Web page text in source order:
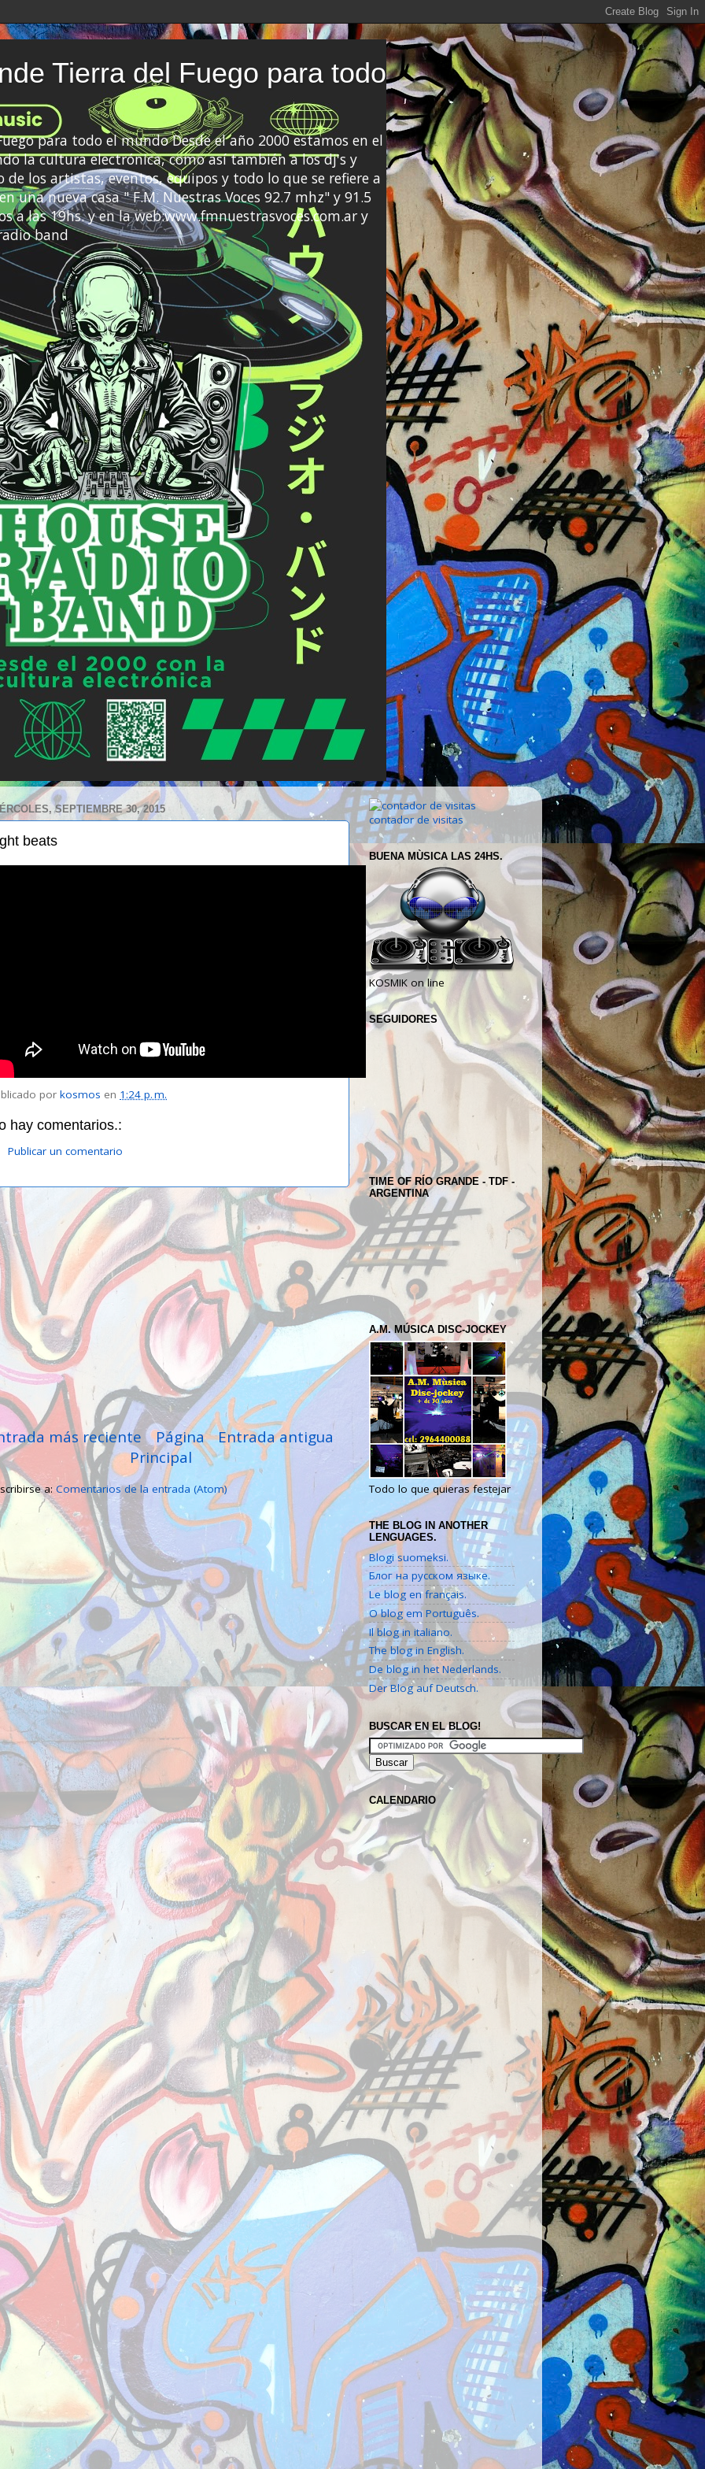
Tierra del Fuego para todo
para todo el mundo Desde el año 2000 estamos en el
la cultura electrónica, como así también a los dj's y
los artistas, eventos, equipos y todo lo que se refiere a
una nueva casa " F.M. Nuestras Voces 92.7 mhz" y 91.5
a las 19hs. y en la web:www.fmnuestrasvoces.com.ar y
band
SEPTIEMBRE 30, 2015
beats
por kosmos en 1:24 p. m.
hay comentarios.:
Publicar un comentario
más reciente Entrada antigua
Página
Principal
a: Comentarios de la entrada (Atom)
contador de visitas
BUENA MÙSICA LAS 24HS.
KOSMIK on line
SEGUIDORES
TIME OF RÍO GRANDE - TDF -
ARGENTINA
A.M. MÚSICA DISC-JOCKEY
Todo lo que quieras festejar
THE BLOG IN ANOTHER
LENGUAGES.
Blogi suomeksi.
Блог на русском языке.
Le blog en français.
O blog em Português.
Il blog in italiano.
The blog in English.
De blog in het Nederlands.
Der Blog auf Deutsch.
BUSCAR EN EL BLOG!
CALENDARIO